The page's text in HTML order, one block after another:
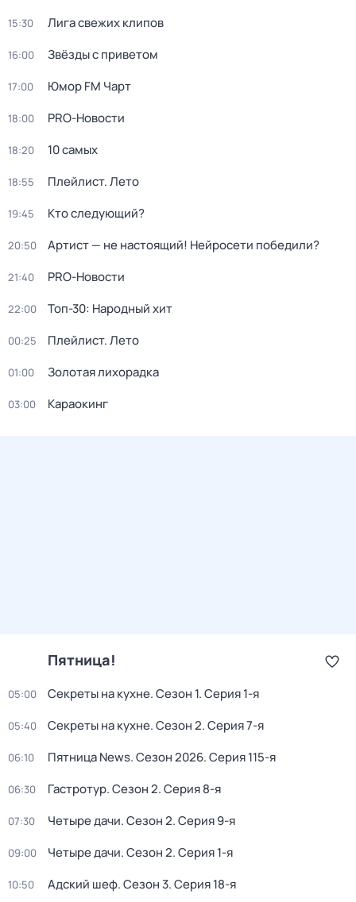
15:30 Лига свежих клипов
16:00 Звёзды с приветом
17:00 Юмоp FM Чаpт
18:00 PRO-Новости
18:20 10 cамыx
18:55 Плейлист. Лето
19:45 Кто следующий?
20:50 Артист — не настоящий! Нейросети победили?
21:40 PRO-Новости
22:00 Топ-30: Народный хит
00:25 Плейлист. Лето
01:00 Золотая лихорадка
03:00 Караокинг
Пятница!
05:00 Секреты на кухне. Сезон 1. Серия 1-я
05:40 Секреты на кухне. Сезон 2. Серия 7-я
06:10 Пятница News. Сезон 2026. Серия 115-я
06:30 Гастротур. Сезон 2. Серия 8-я
07:30 Четыре дачи. Сезон 2. Серия 9-я
09:00 Четыре дачи. Сезон 2. Серия 1-я
10:50 Адский шеф. Сезон 3. Серия 18-я